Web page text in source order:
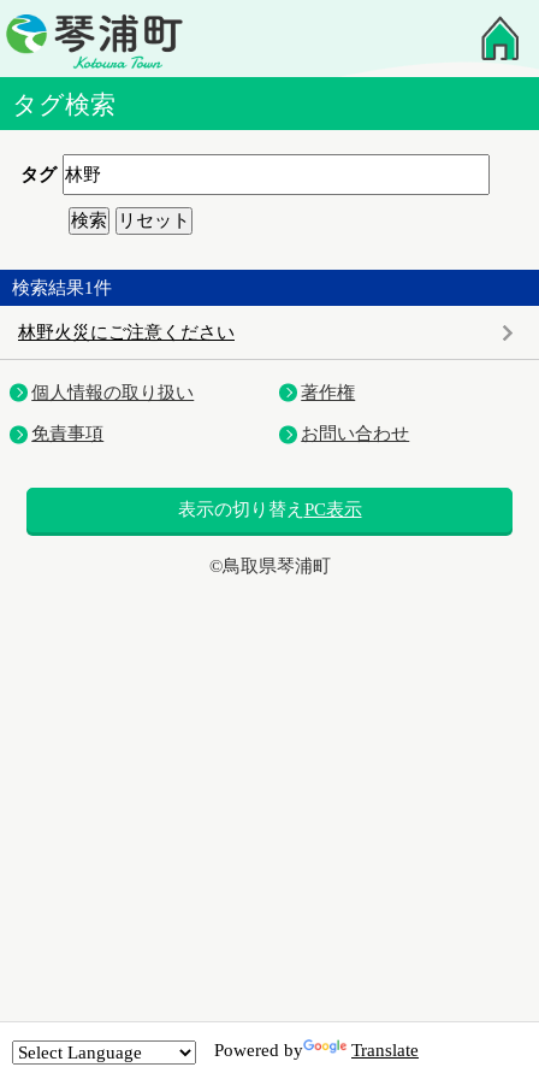
タグ検索
タグ
検索結果1件
林野火災にご注意ください
個人情報の取り扱い 著作権
免責事項 お問い合わせ
表示の切り替え PC表示
Powered by Translate
©鳥取県琴浦町